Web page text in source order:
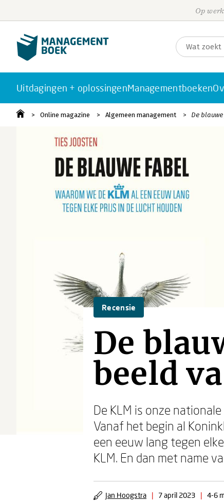
Op
Uitdagingen + oplossingenManagementboeken
Online magazine Algemeen management De
Recensie
De
beeld
De KLM is onze
Vanaf het begin al
een eeuw lang tegen
KLM. En dan met name
Jan Hoogstra | 7 april 2023 | 4-6